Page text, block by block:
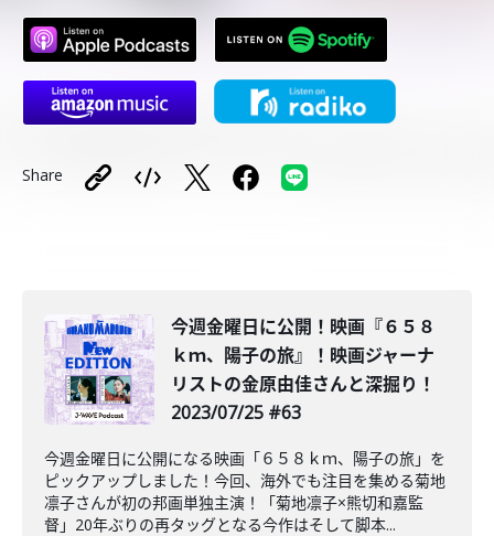
Share
今週金曜日に公開！映画『６５８
ｋｍ、陽子の旅』！映画ジャーナ
リストの金原由佳さんと深掘り！
2023/07/25 #63
今週金曜日に公開になる映画「６５８ｋｍ、陽子の旅」を
ピックアップしました！今回、海外でも注目を集める菊地
凛子さんが初の邦画単独主演！「菊地凛子×熊切和嘉監
督」20年ぶりの再タッグとなる今作はそして脚本...